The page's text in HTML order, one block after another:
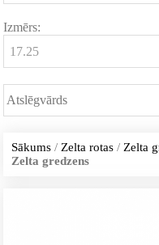
Izmērs:
Sākums / Zelta rotas / Zelta
Zelta gredzens